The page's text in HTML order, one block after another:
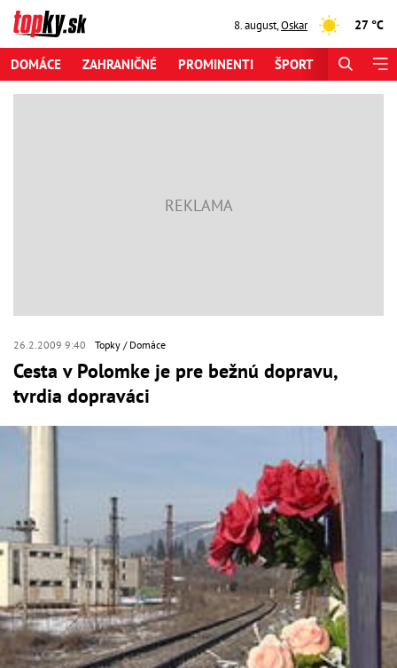
8. august,Oskar 27 °C
DOMÁCE ZAHRANIČNÉ PROMINENTI ŠPORT
26.2.2009 9:40 Topky Domáce
Cesta v Polomke je pre bežnú dopravu,
tvrdia dopraváci